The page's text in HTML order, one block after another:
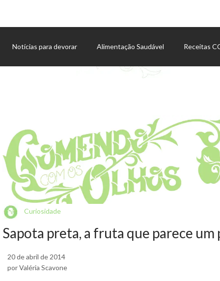
Notícias para devorar Alimentação Saudável Receitas
Curiosidade
Sapota preta, a fruta que parece
20 de abril de 2014
por Valéria Scavone